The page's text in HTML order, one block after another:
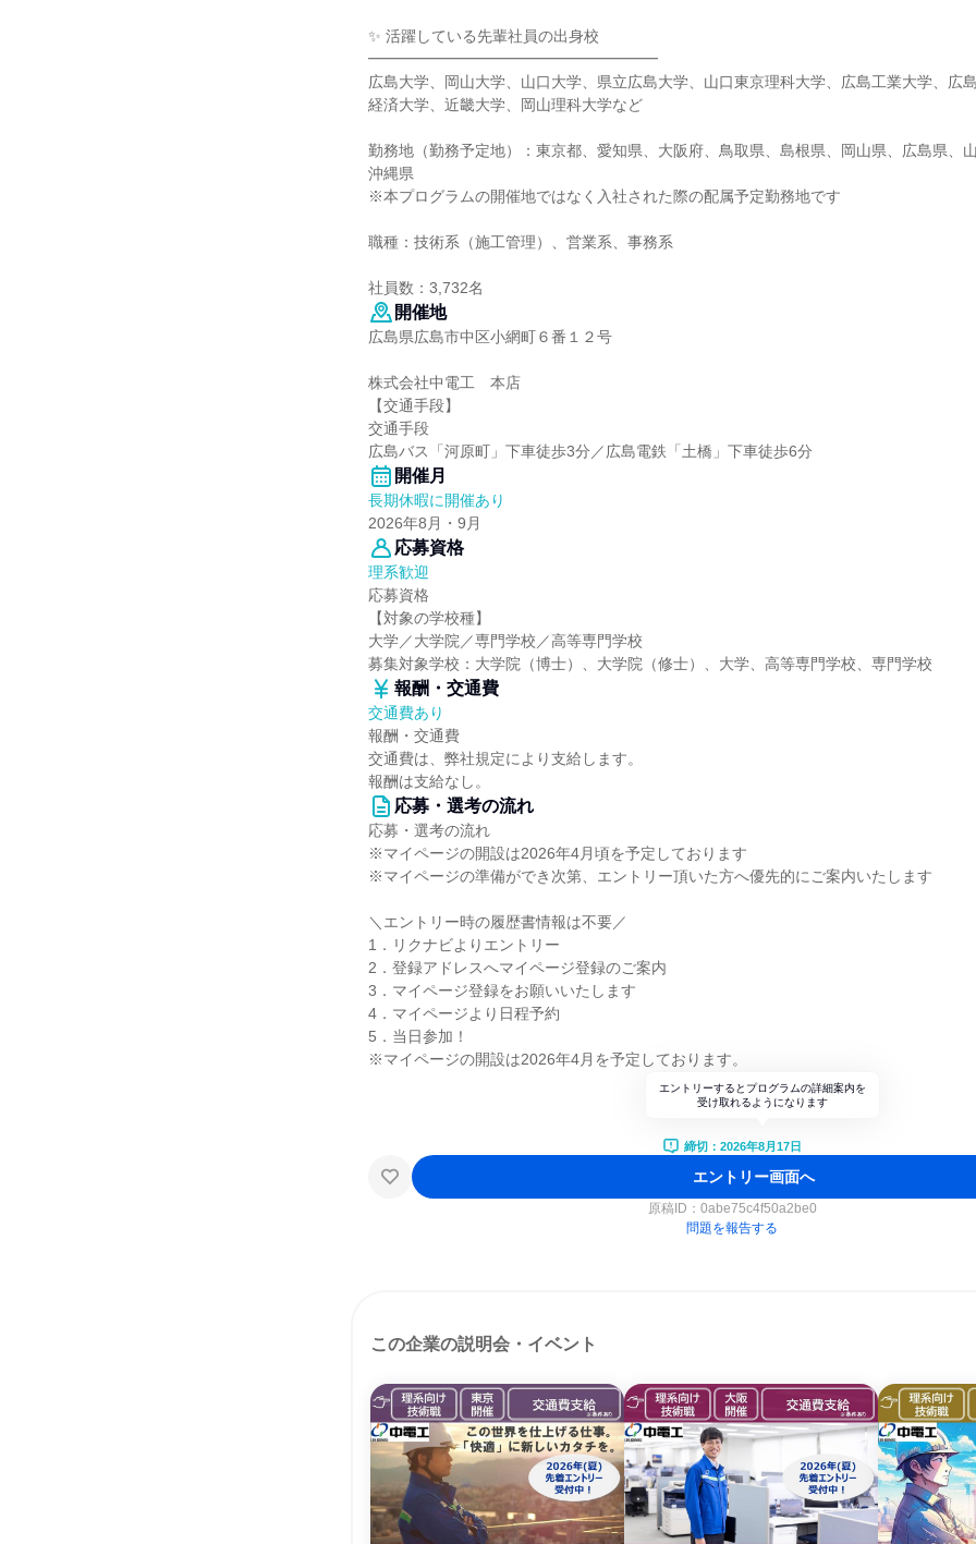
✨ 活躍している先輩社員の出身校
━━━━━━━━━━━━━━━━━━━
広島大学、岡山大学、山口大学、県立広島大学、山口東京理科大学、広島工業大学、広
経済大学、近畿大学、岡山理科大学など
勤務地（勤務予定地）：東京都、愛知県、大阪府、鳥取県、島根県、岡山県、広島県、山
沖縄県
※本プログラムの開催地ではなく入社された際の配属予定勤務地です
職種：技術系（施工管理）、営業系、事務系
社員数：3,732名
開催地
広島県広島市中区小網町６番１２号
株式会社中電工 本店
【交通手段】
交通手段
広島バス「河原町」下車徒歩3分／広島電鉄「土橋」下車徒歩6分
開催月
長期休暇に開催あり
2026年8月・9月
応募資格
理系歓迎
応募資格
【対象の学校種】
大学／大学院／専門学校／高等専門学校
募集対象学校：大学院（博士）、大学院（修士）、大学、高等専門学校、専門学校
報酬・交通費
交通費あり
報酬・交通費
交通費は、弊社規定により支給します。
報酬は支給なし。
応募・選考の流れ
応募・選考の流れ
※マイページの開設は2026年4月頃を予定しております
※マイページの準備ができ次第、エントリー頂いた方へ優先的にご案内いたします
＼エントリー時の履歴書情報は不要／
1．リクナビよりエントリー
2．登録アドレスへマイページ登録のご案内
3．マイページ登録をお願いいたします
4．マイページより日程予約
5．当日参加！
※マイページの開設は2026年4月を予定しております。
エントリーするとプログラムの詳細案内を
受け取れるようになります
締切：2026年8月17日
エントリー画面へ
原稿ID： 0abe75c4f50a2be0
問題を報告する
この企業の説明会・イベント